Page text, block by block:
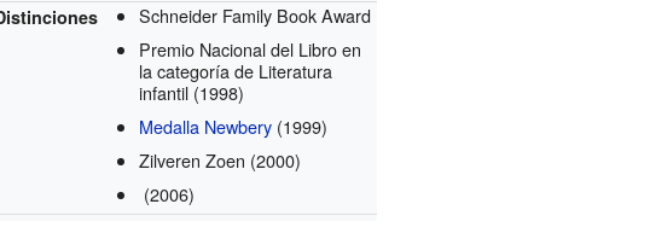
Schneider Family Book Award
Premio Nacional del Libro en
la categoría de Literatura
infantil (1998)
Medalla Newbery (1999)
Zilveren Zoen (2000)
(2006)